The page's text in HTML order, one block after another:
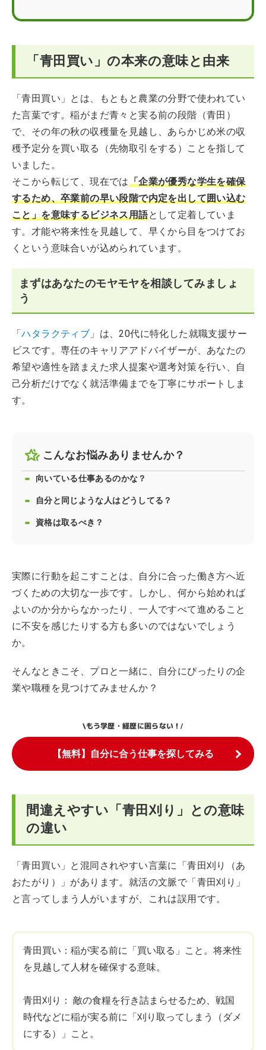
青田買いされる学生側のメリットと注意点
「青田買い」の本来の意味と由来
「青田買い」とは、もともと農業の分野で使われてい
た言葉です。稲がまだ青々と実る前の段階（青田）
で、その年の秋の収穫量を見越し、あらかじめ米の収
穫予定分を買い取る（先物取引をする）ことを指して
いました。
そこから転じて、現在では「企業が優秀な学生を確保
するため、卒業前の早い段階で内定を出して囲い込む
こと」を意味するビジネス用語として定着していま
す。才能や将来性を見越して、早くから目をつけてお
くという意味合いが込められています。
まずはあなたのモヤモヤを相談してみましょ
う
「ハタラクティブ 」は、20代に特化した就職支援サー
ビスです。専任のキャリアアドバイザーが、あなたの
希望や適性を踏まえた求人提案や選考対策を行い、自
己分析だけでなく就活準備までを丁寧にサポートしま
す。
こんなお悩みありませんか？
向いている仕事あるのかな？
自分と同じような人はどうしてる？
資格は取るべき？
実際に行動を起こすことは、自分に合った働き方へ近
づくための大切な一歩です。しかし、何から始めれば
よいのか分からなかったり、一人ですべて進めること
に不安を感じたりする方も多いのではないでしょう
か。
そんなときこそ、プロと一緒に、自分にぴったりの企
業や職種を見つけてみませんか？
\もう学歴・経歴に困らない！/
【無料】自分に合う仕事を探してみる
間違えやすい「青田刈り」との意味
の違い
「青田買い」と混同されやすい言葉に「青田刈り（あ
おたがり）」があります。就活の文脈で「青田刈り」
と言ってしまう人がいますが、これは誤用です。
青田買い：稲が実る前に「買い取る」こと。将来性
を見越して人材を確保する意味。
青田刈り： 敵の食糧を行き詰まらせるため、戦国
時代などに稲が実る前に「刈り取ってしまう（ダメ
にする）」こと。